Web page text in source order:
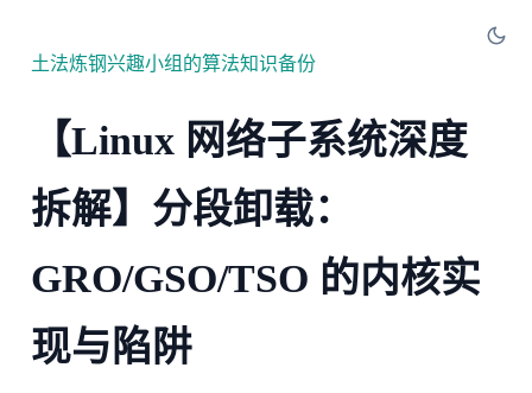
土法炼钢兴趣小组的算法知识备份
【Linux 网络子系统深度
拆解】分段卸载：
GRO/GSO/TSO 的内核实
现与陷阱